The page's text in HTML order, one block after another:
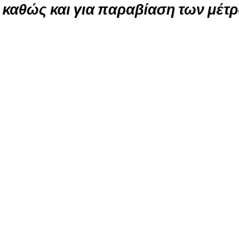
και για παραβίαση των